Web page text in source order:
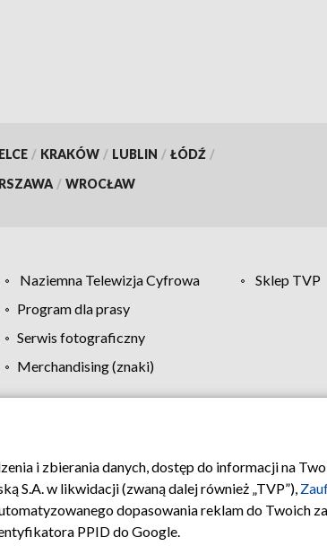
/ KRAKÓW / LUBLIN / ŁÓDŹ /
/ WROCŁAW
Naziemna Telewizja Cyfrowa
Sklep TVP
Program dla prasy
Serwis fotograficzny
Merchandising (znaki)
Biuro reklamy Kontakt
i zbierania danych, dostęp do informacji na
S.A. w likwidacji (zwaną dalej również „TVP”),
dopasowania reklam do Twoich
PPID do Google.